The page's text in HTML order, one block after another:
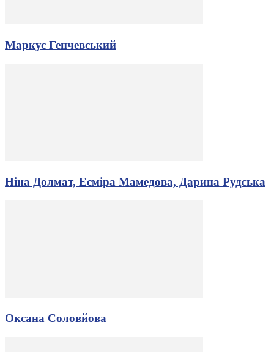
Маркус Генчевський
Ніна Долмат, Есміра Мамедова, Дарина Рудська
Оксана Соловйова